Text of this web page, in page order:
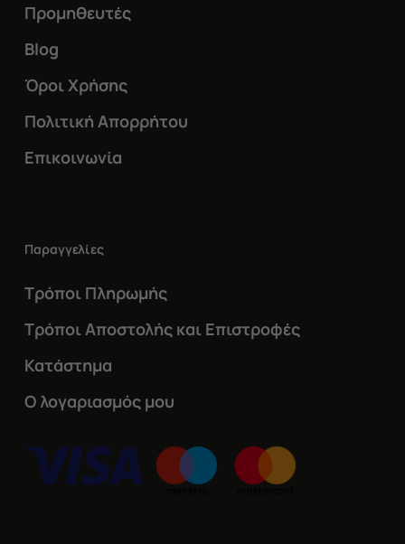
Προμηθευτές
Blog
Όροι Χρήσης
Πολιτική Απορρήτου
Επικοινωνία
Παραγγελίες
Τρόποι Πληρωμής
Τρόποι Αποστολής και Επιστροφές
Κατάστημα
Ο λογαριασμός μου